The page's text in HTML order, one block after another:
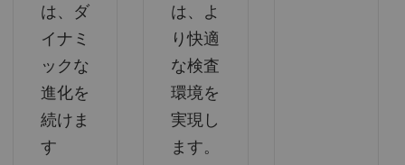
は、ダ
イナミ
ックな
進化を
続けま
す
は、よ
り快適
な検査
環境を
実現し
ます。